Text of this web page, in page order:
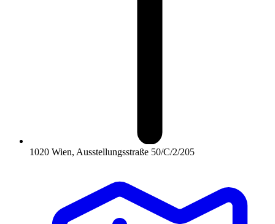
1020 Wien, Ausstellungsstraße 50/C/2/205